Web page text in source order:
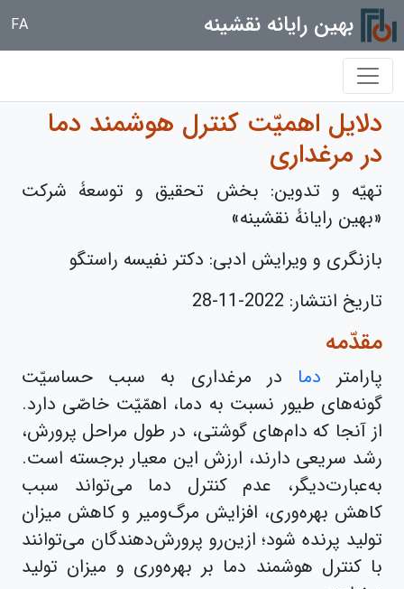
بهین رایانه نقشینه FA
دلایل اهمیّت کنترل هوشمند دما
در مرغداری
تهیّه و تدوین: بخش تحقیق و توسعۀ شرکت
«بهین رایانۀ نقشینه»
بازنگری و ویرایش ادبی: دکتر نفیسه راستگو
تاریخ انتشار: 2022-11-28
مقدّمه
پارامتر دما در مرغداری به سبب حساسیّت
گونه‌های طیور نسبت به دما، اهمّیّت خاصّی دارد.
از آنجا که دام‌های گوشتی، در طول مراحل پرورش،
رشد سریعی دارند، ارزش این معیار برجسته است.
به‌عبارت‌دیگر، عدم کنترل دما می‌تواند سبب
کاهش بهره‌وری، افزایش مرگ‌ومیر و کاهش میزان
تولید پرنده‌ شود؛ ازین‌رو پرورش‌دهندگان می‌توانند
با کنترل هوشمند دما بر بهره‌وری و میزان تولید